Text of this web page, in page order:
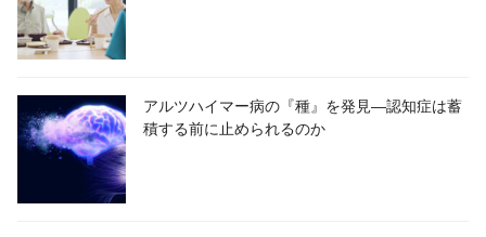
アルツハイマー病の『種』を発見―認知症は蓄
積する前に止められるのか